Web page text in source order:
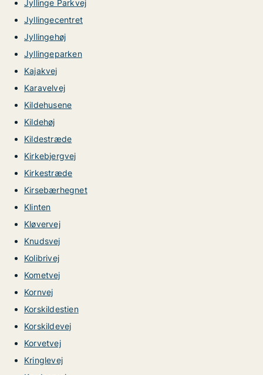
Jyllinge Parkvej
Jyllingecentret
Jyllingehøj
Jyllingeparken
Kajakvej
Karavelvej
Kildehusene
Kildehøj
Kildestræde
Kirkebjergvej
Kirkestræde
Kirsebærhegnet
Klinten
Kløvervej
Knudsvej
Kolibrivej
Kometvej
Kornvej
Korskildestien
Korskildevej
Korvetvej
Kringlevej